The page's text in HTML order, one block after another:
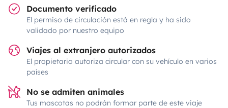
Documento verificado
El permiso de circulación está en regla y ha sido
validado por nuestro equipo
Viajes al extranjero autorizados
El propietario autoriza circular con su vehículo en varios
países
No se admiten animales
Tus mascotas no podrán formar parte de este viaje